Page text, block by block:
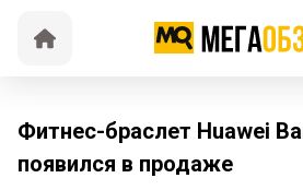
Фитнес-браслет Huawei
появился в продаже